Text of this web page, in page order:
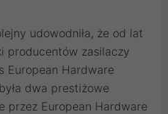
udowodniła, że od lat
producentów zasilaczy
European Hardware
dwa prestiżowe
przez European Hardware